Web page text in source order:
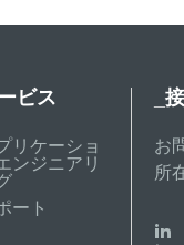
ビス
リケーショ
ンジニアリ
ート
_
お
所